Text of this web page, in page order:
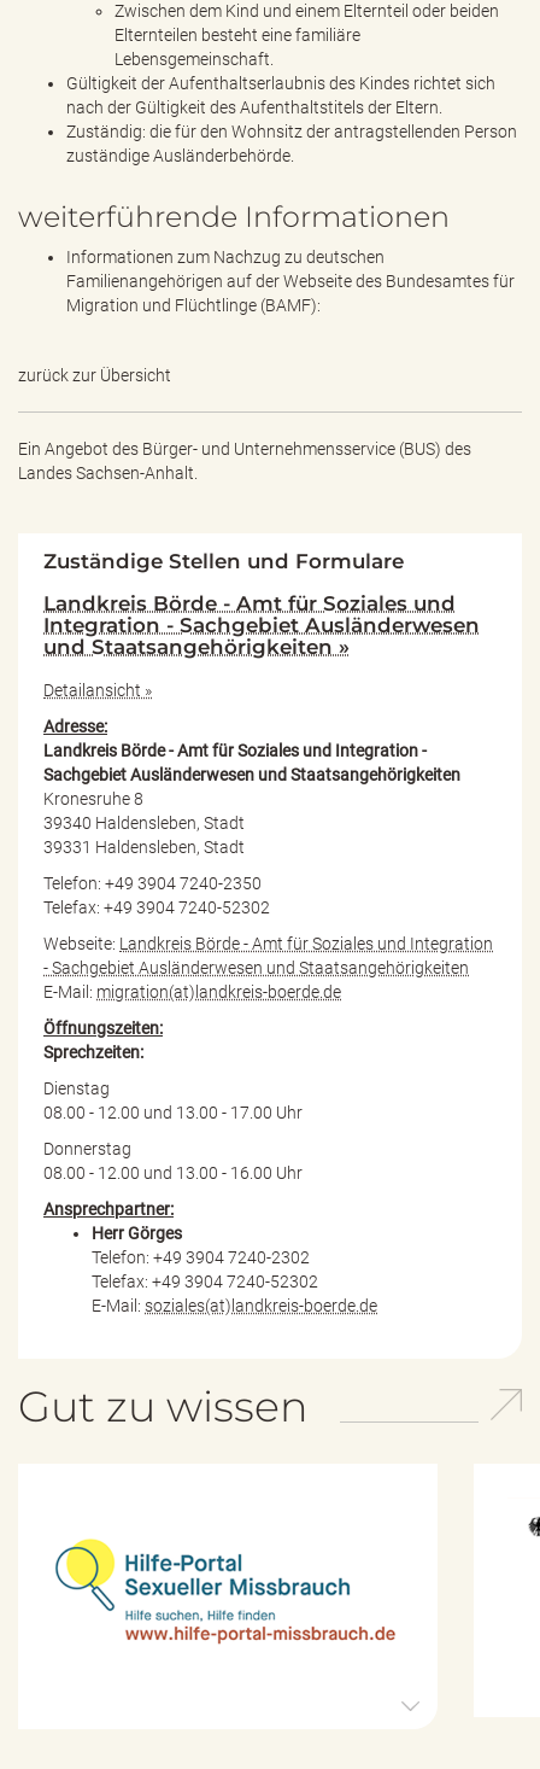
Zwischen dem Kind und einem Elternteil oder beiden
Elternteilen besteht eine familiäre
Lebensgemeinschaft.
Gültigkeit der Aufenthaltserlaubnis des Kindes richtet sich
nach der Gültigkeit des Aufenthaltstitels der Eltern.
Zuständig: die für den Wohnsitz der antragstellenden Person
zuständige Ausländerbehörde.
weiterführende Informationen
Informationen zum Nachzug zu deutschen
Familienangehörigen auf der Webseite des Bundesamtes für
Migration und Flüchtlinge (BAMF):
zurück zur Übersicht
Ein Angebot des Bürger- und Unternehmensservice (BUS) des
Landes Sachsen-Anhalt.
Zuständige Stellen und Formulare
Landkreis Börde - Amt für Soziales und
Integration - Sachgebiet Ausländerwesen
und Staatsangehörigkeiten »
Detailansicht »
Adresse:
Landkreis Börde - Amt für Soziales und Integration -
Sachgebiet Ausländerwesen und Staatsangehörigkeiten
Kronesruhe 8
39340 Haldensleben, Stadt
39331 Haldensleben, Stadt
Telefon: +49 3904 7240-2350
Telefax: +49 3904 7240-52302
Webseite: Landkreis Börde - Amt für Soziales und Integration
- Sachgebiet Ausländerwesen und Staatsangehörigkeiten
E-Mail: migration(at)landkreis-boerde.de
Öffnungszeiten:
Sprechzeiten:
Dienstag
08.00 - 12.00 und 13.00 - 17.00 Uhr
Donnerstag
08.00 - 12.00 und 13.00 - 16.00 Uhr
Ansprechpartner:
Herr Görges
Telefon: +49 3904 7240-2302
Telefax: +49 3904 7240-52302
E-Mail: soziales(at)landkreis-boerde.de
Gut zu wissen